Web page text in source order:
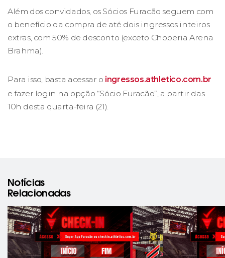
Além dos convidados, os Sócios Furacão seguem com
o benefício da compra de até dois ingressos inteiros
extras, com 50% de desconto (exceto Choperia Arena
Brahma).
Para isso, basta acessar o ingressos.athletico.com.br
e fazer login na opção “Sócio Furacão”, a partir das
10h desta quarta-feira (21).
Notícias
Relacionadas